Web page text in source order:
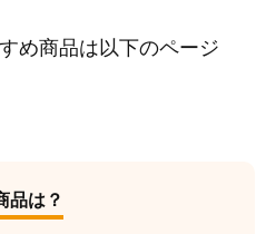
め商品は以下のページ
品は？